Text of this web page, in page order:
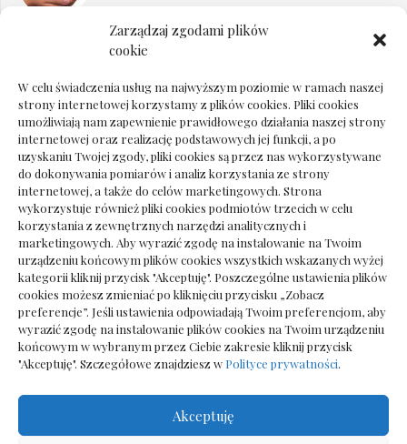
Zarządzaj zgodami plików
cookie
W celu świadczenia usług na najwyższym poziomie w ramach naszej
strony internetowej korzystamy z plików cookies. Pliki cookies
umożliwiają nam zapewnienie prawidłowego działania naszej strony
internetowej oraz realizację podstawowych jej funkcji, a po
uzyskaniu Twojej zgody, pliki cookies są przez nas wykorzystywane
do dokonywania pomiarów i analiz korzystania ze strony
internetowej, a także do celów marketingowych. Strona
wykorzystuje również pliki cookies podmiotów trzecich w celu
korzystania z zewnętrznych narzędzi analitycznych i
marketingowych. Aby wyrazić zgodę na instalowanie na Twoim
urządzeniu końcowym plików cookies wszystkich wskazanych wyżej
kategorii kliknij przycisk "Akceptuję". Poszczególne ustawienia plików
cookies możesz zmieniać po kliknięciu przycisku „Zobacz
preferencje”. Jeśli ustawienia odpowiadają Twoim preferencjom, aby
wyrazić zgodę na instalowanie plików cookies na Twoim urządzeniu
końcowym w wybranym przez Ciebie zakresie kliknij przycisk
"Akceptuję". Szczegółowe znajdziesz w Polityce prywatności.
Akceptuję
Dokumenty do odbioru przy zmianie biura
Deska podłogowa do salonu: jak wybrać bez
pośpiechu